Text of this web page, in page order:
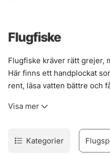
Flugfiske
Flugfiske kräver rätt grejer,
Här finns ett handplockat
rent, läsa vatten bättre och
och linor till flugor,
Urvalet är byggt för verkligt
finns produkter för både
Visa mer
Kategorier